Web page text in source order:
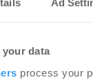
Ad
your data
process your
setzt
wird zum Risiko